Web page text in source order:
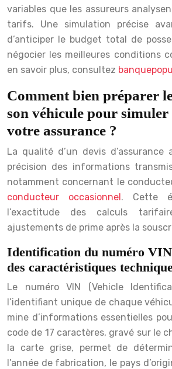
variables que les assureurs
tarifs. Une simulation précise
d’anticiper le budget total de
négocier les meilleures conditions
en savoir plus, consultez
Comment bien préparer
son véhicule pour simuler
votre assurance ?
La qualité d’un devis
précision des informations
notamment concernant le
conducteur occasionnel. Cette
l’exactitude des calculs
ajustements de prime après la
Identification du numéro
des caractéristiques
Le numéro VIN (Vehicle
l’identifiant unique de chaque
mine d’informations essentielles
code de 17 caractères, gravé sur le
la carte grise, permet de
l’année de fabrication, le pays